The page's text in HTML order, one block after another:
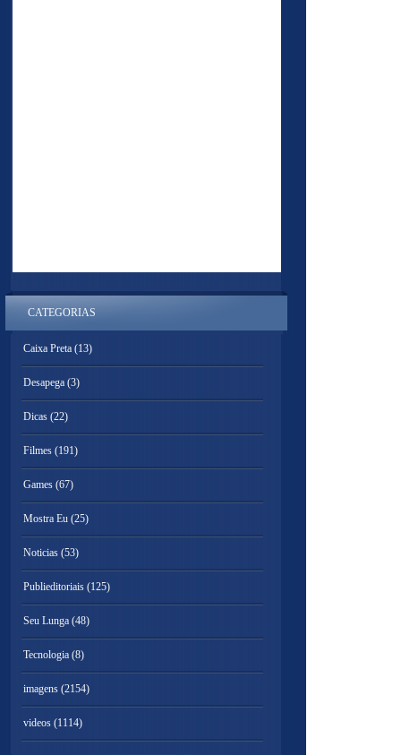
CATEGORIAS
Caixa Preta (13)
Desapega (3)
Dicas (22)
Filmes (191)
Games (67)
Mostra Eu (25)
Noticias (53)
Publieditoriais (125)
Seu Lunga (48)
Tecnologia (8)
imagens (2154)
videos (1114)